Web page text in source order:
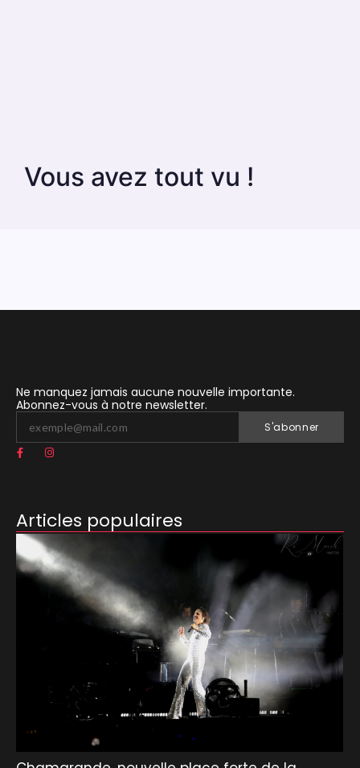
Vous avez tout vu !
Ne manquez jamais aucune nouvelle importante.
Abonnez-vous à notre newsletter.
S'abonner
Articles populaires